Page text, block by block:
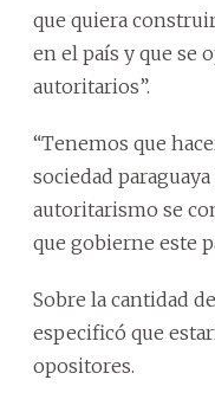
que quiera
en el país y que se
autoritarios”.
“Tenemos que
sociedad
autoritarismo se
que gobierne este
Sobre la cantidad
especificó que
opositores.